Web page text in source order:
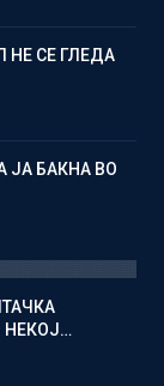
НЕ СЕ ГЛЕДА
ЈА БАКНА ВО
НЕКОЈ…